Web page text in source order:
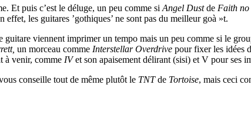
Et puis c’est le déluge, un peu comme si Angel Dustde Faith no
les guitares ’gothiques’ ne sont pas du meilleur goà »t.
guitare viennent imprimer un tempo mais un peu comme si le
un morceau comme Interstellar Overdrive pour fixer les idées
à venir, comme IVet son apaisement délirant (sisi) et V pour ses
conseille tout de même plutôt le TNTde Tortoise, mais ceci